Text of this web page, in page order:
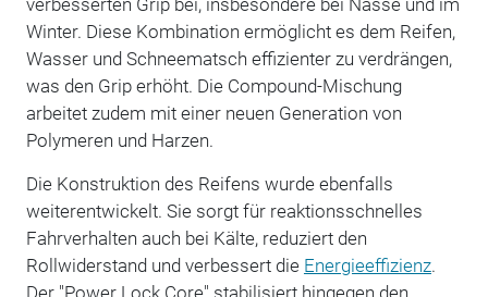
Winter. Diese Kombination ermöglicht es dem Reifen,
Wasser und Schneematsch effizienter zu verdrängen,
was den Grip erhöht. Die Compound-Mischung
arbeitet zudem mit einer neuen Generation von
Polymeren und Harzen.
Die Konstruktion des Reifens wurde ebenfalls
weiterentwickelt. Sie sorgt für reaktionsschnelles
Fahrverhalten auch bei Kälte, reduziert den
Rollwiderstand und verbessert die Energieeffizienz.
Der "Power Lock Core" stabilisiert hingegen den